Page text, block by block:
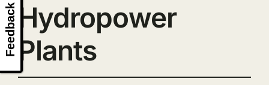
Hydropower
Plants
Feedback